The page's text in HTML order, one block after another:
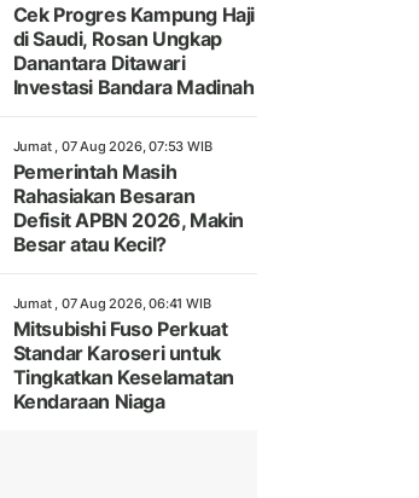
Cek Progres Kampung Haji
di Saudi, Rosan Ungkap
Danantara Ditawari
Investasi Bandara Madinah
Jumat , 07 Aug 2026, 07:53 WIB
Pemerintah Masih
Rahasiakan Besaran
Defisit APBN 2026, Makin
Besar atau Kecil?
Jumat , 07 Aug 2026, 06:41 WIB
Mitsubishi Fuso Perkuat
Standar Karoseri untuk
Tingkatkan Keselamatan
Kendaraan Niaga